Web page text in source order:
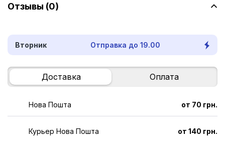
Отзывы (0)
Вторник Отправка до 19.00
Доставка Оплата
Нова Пошта от 70 грн.
Курьер Нова Пошта от 140 грн.